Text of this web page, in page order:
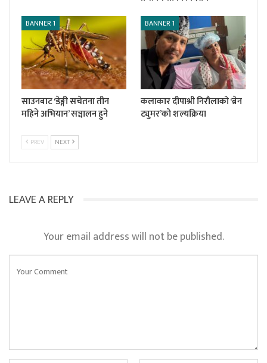
BANNER 1
साउनबाट ‘डेङ्गी सचेतना तीन
महिने अभियान’ सञ्चालन हुने
BANNER 1
कलाकार दीपाश्री निरौलाको ‘ब्रेन
ट्युमर’को शल्यक्रिया
PREV NEXT
LEAVE A REPLY
Your email address will not be published.